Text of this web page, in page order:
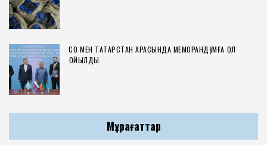
СҚО МЕН ТАТАРСТАН АРАСЫНДА МЕМОРАНДУМҒА ҚОЛ
ҚОЙЫЛДЫ
Мұрағаттар